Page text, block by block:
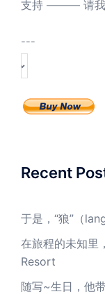
支持 ——— 请我
---
Recent
于是，“狼”（
在旅程的未知里
Resort
随写~生日，他